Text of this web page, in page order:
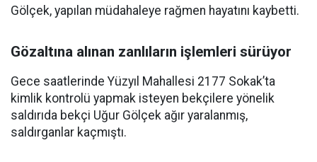
Gölçek, yapılan müdahaleye rağmen hayatını kaybetti.
Gözaltına alınan zanlıların işlemleri sürüyor
Gece saatlerinde Yüzyıl Mahallesi 2177 Sokak’ta
kimlik kontrolü yapmak isteyen bekçilere yönelik
saldırıda bekçi Uğur Gölçek ağır yaralanmış,
saldırganlar kaçmıştı.